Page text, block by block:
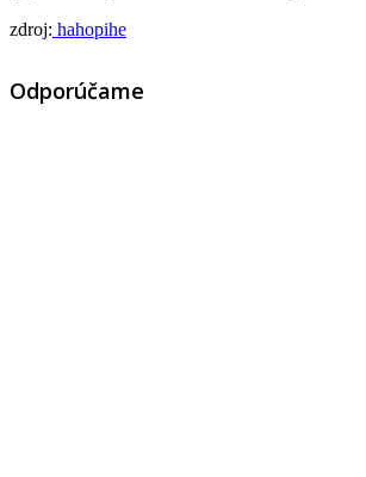
zdroj: hahopihe
Odporúčame